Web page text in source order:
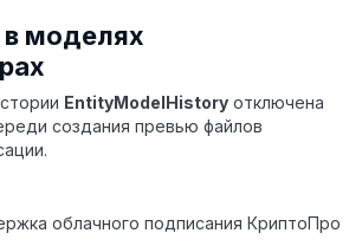
моделях
EntityModelHistory отключена
создания превью файлов
облачного подписания КриптоПро